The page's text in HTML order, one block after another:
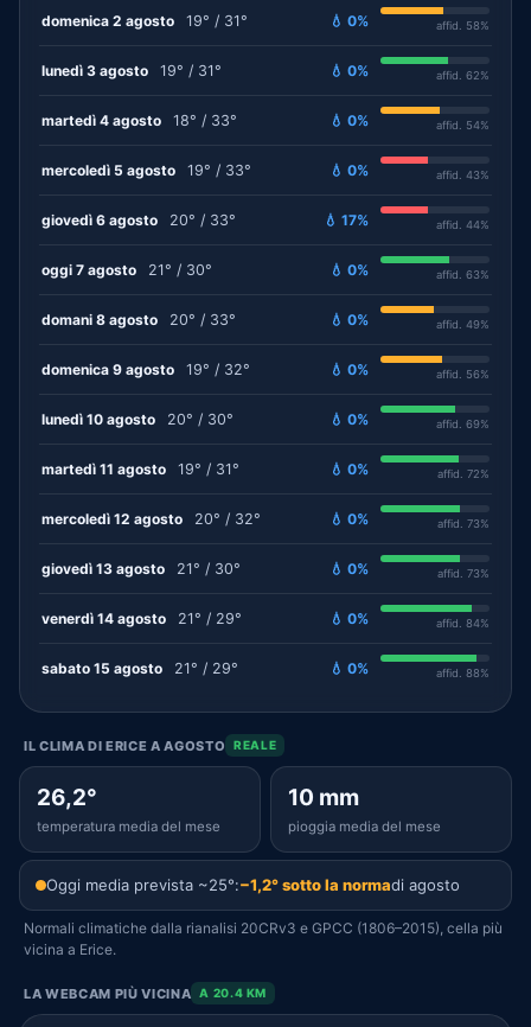
domenica 2 agosto 19° / 31° 💧 0% affid. 58%
lunedì 3 agosto 19° / 31° 💧 0% affid. 62%
martedì 4 agosto 18° / 33° 💧 0% affid. 54%
mercoledì 5 agosto 19° / 33° 💧 0% affid. 43%
giovedì 6 agosto 20° / 33° 💧 17% affid. 44%
oggi 7 agosto 21° / 30° 💧 0% affid. 63%
domani 8 agosto 20° / 33° 💧 0% affid. 49%
domenica 9 agosto 19° / 32° 💧 0% affid. 56%
lunedì 10 agosto 20° / 30° 💧 0% affid. 69%
martedì 11 agosto 19° / 31° 💧 0% affid. 72%
mercoledì 12 agosto 20° / 32° 💧 0% affid. 73%
giovedì 13 agosto 21° / 30° 💧 0% affid. 73%
venerdì 14 agosto 21° / 29° 💧 0% affid. 84%
sabato 15 agosto 21° / 29° 💧 0% affid. 88%
IL CLIMA DI ERICE A AGOSTO REALE
26,2°
temperatura media del mese
10 mm
pioggia media del mese
Oggi media prevista ~25°:−1,2° sotto la normadi agosto
Normali climatiche dalla rianalisi 20CRv3 e GPCC (1806–2015), cella più
vicina a Erice.
LA WEBCAM PIÙ VICINA A 20.4 KM